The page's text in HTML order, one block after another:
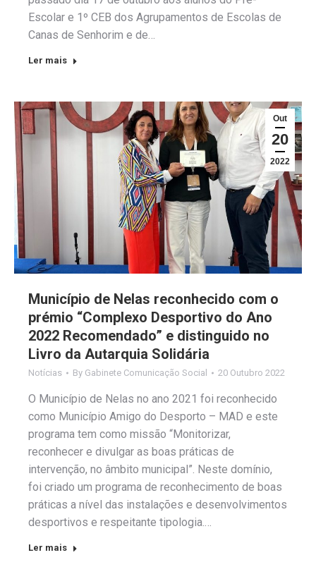
Escolar e 1º CEB dos Agrupamentos de Escolas de
Canas de Senhorim e de…
Ler mais
Out
20
2022
Município de Nelas reconhecido com o
prémio “Complexo Desportivo do Ano
2022 Recomendado” e distinguido no
Livro da Autarquia Solidária
Notícias By Gabinete Comunicação Social 20 Outubro 2022
O Município de Nelas no ano 2021 foi reconhecido
como Município Amigo do Desporto – MAD e este
programa tem como missão “Monitorizar,
reconhecer e divulgar as boas práticas de
intervenção, no âmbito municipal”. Neste domínio,
foi criado um programa de reconhecimento de boas
práticas a nível das instalações e desenvolvimentos
desportivos e respeitante tipologia.…
Ler mais